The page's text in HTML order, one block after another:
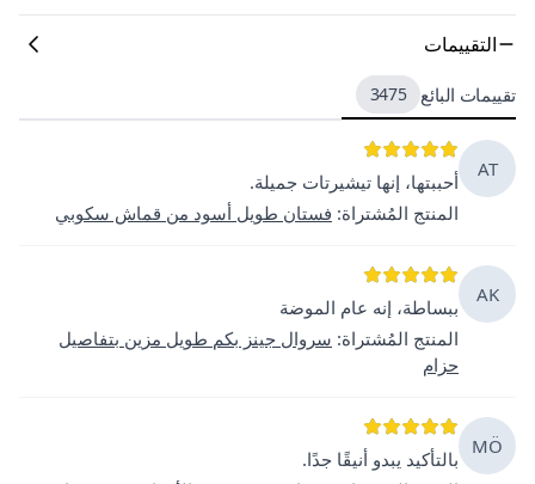
التقييمات
تقييمات البائع 3475
AT
أحببتها، إنها تيشيرتات جميلة.
المنتج المُشتراة: فستان طويل أسود من قماش سكوبي
AK
ببساطة، إنه عام الموضة
المنتج المُشتراة: سروال جينز بكم طويل مزين بتفاصيل
حزام
MÖ
بالتأكيد يبدو أنيقًا جدًا.